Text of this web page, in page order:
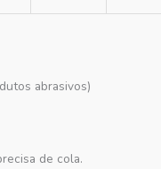
abrasivos)
de cola.